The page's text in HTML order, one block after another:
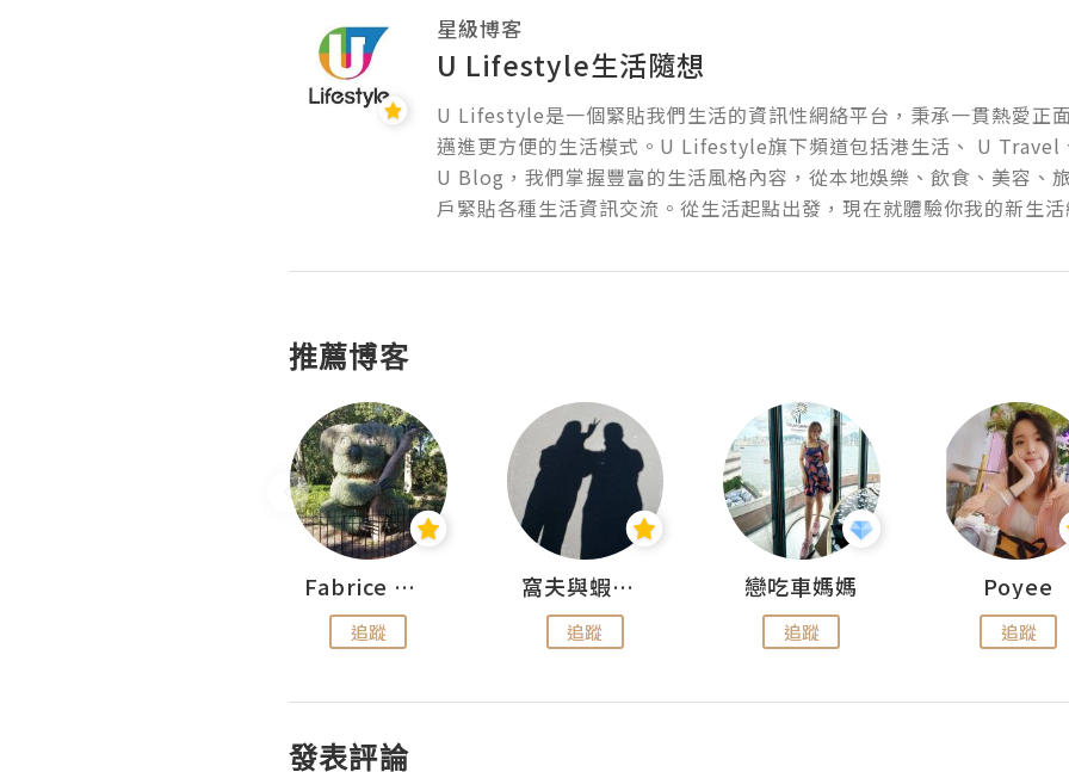
星級博客
U Lifestyle生活隨想
U Lifestyle是一個緊貼我們生活的資訊性網絡平台，秉承一貫熱愛正
邁進更方便的生活模式。U Lifestyle旗下頻道包括港生活、 U
U Blog，我們掌握豐富的生活風格內容，從本地娛樂、飲食、美容、
戶緊貼各種生活資訊交流。從生活起點出發，現在就體驗你我的新生活
推薦博客
Fabrice 嚐味
追蹤
窩夫與蝦子餅
追蹤
戀吃車媽媽
追蹤
Poyee
追蹤
發表評論